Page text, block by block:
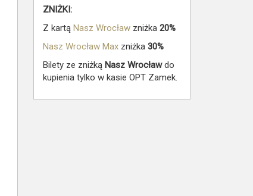
ZNIŻKI:
Z kartą Nasz Wrocław zniżka 20%
Nasz Wrocław Max zniżka 30%
Bilety ze zniżką Nasz Wrocławdo
kupienia tylko w kasie OPT Zamek.